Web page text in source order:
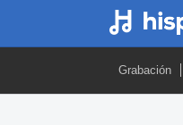
Grabación